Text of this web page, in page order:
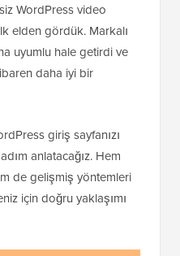
WordPress video
elden gördük. Markalı
uyumlu hale getirdi ve
daha iyi bir
giriş sayfanızı
anlatacağız. Hem
de gelişmiş yöntemleri
için doğru yaklaşımı